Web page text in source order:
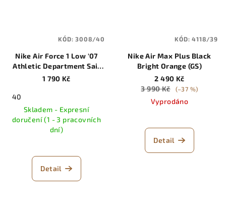
Nike Air Force 1 Low '07
Athletic Department Sail
Deep Royal Blue (W)
1 790 Kč
40
Skladem - Expresní
doručení (1 - 3 pracovních
dní)
Detail
KÓD:3008/40
Nike Air Max Plus Black
Bright Orange (GS)
2 490 Kč
3 990 Kč
(–37 %)
Vyprodáno
Detail
KÓD:4118/39